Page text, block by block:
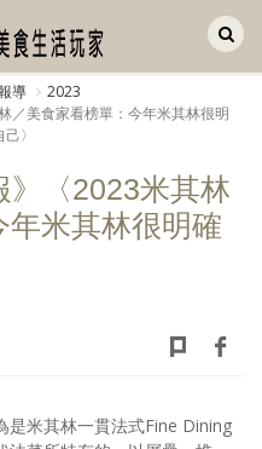
導
2023
／美食家看榜單：今年米其林很明
〉
》〈2023米其林
年米其林很明確
是米其林一貫法式Fine Dining